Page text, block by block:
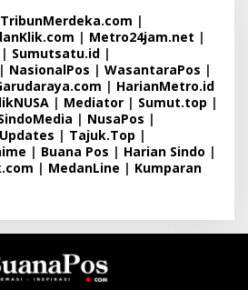
TribunMerdeka.com |
| Metro24jam.net |
| Sumutsatu.id |
| NasionalPos | WasantaraPos |
| HarianMetro.id
| Mediator | Sumut.top |
| NusaPos |
| Tajuk.Top |
| Buana Pos | Harian Sindo |
| MedanLine | Kumparan